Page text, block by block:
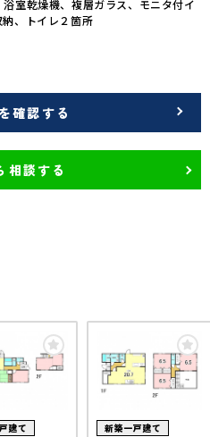
室乾燥機、複層ガラス、モニタ付イ
、トイレ２箇所
確認する
相談する
建て 新築一戸建て